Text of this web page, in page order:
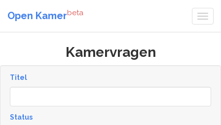
Open Kamerbeta
Kamervragen
Titel
Status